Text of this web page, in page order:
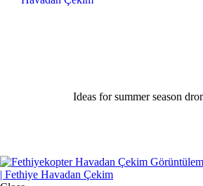
Ideas for summer season